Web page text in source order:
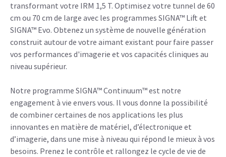
transformant votre IRM 1,5 T. Optimisez votre tunnel de 60
cm ou 70 cm de large avec les programmes SIGNA™ Lift et
SIGNA™ Evo. Obtenez un système de nouvelle génération
construit autour de votre aimant existant pour faire passer
vos performances d'imagerie et vos capacités cliniques au
niveau supérieur.
Notre programme SIGNA™ Continuum™ est notre
engagement à vie envers vous. Il vous donne la possibilité
de combiner certaines de nos applications les plus
innovantes en matière de matériel, d’électronique et
d’imagerie, dans une mise à niveau qui répond le mieux à vos
besoins. Prenez le contrôle et rallongez le cycle de vie de